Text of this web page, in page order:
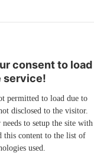
consent to load
service!
permitted to load due to
disclosed to the visitor.
to setup the site with
this content to the list of
used.